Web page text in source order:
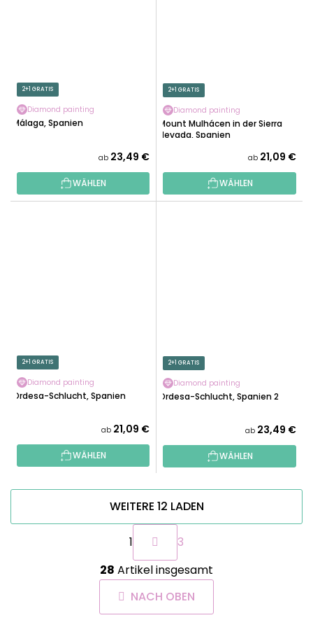
2+1 GRATIS
Diamond painting
Málaga, Spanien
ab 23,49 €
WÄHLEN
2+1 GRATIS
Diamond painting
Mount Mulhácen in der Sierra
Nevada, Spanien
ab 21,09 €
WÄHLEN
2+1 GRATIS
Diamond painting
Ordesa-Schlucht, Spanien
ab 21,09 €
WÄHLEN
2+1 GRATIS
Diamond painting
Ordesa-Schlucht, Spanien 2
ab 23,49 €
WÄHLEN
S
t
e
u
e
WEITERE 12 LADEN
P
a
g
i
n
i
e
1
3
28 Artikel insgesamt
NACH OBEN